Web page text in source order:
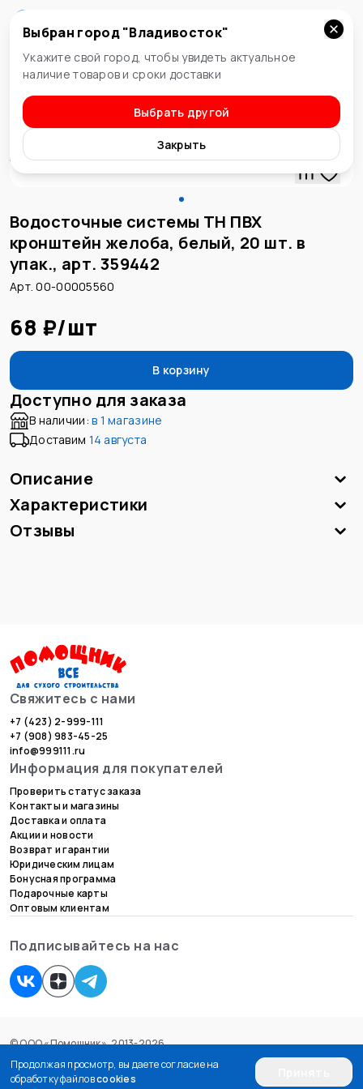
Продолжая просмотр, вы даете согласие на
обработку файловcookies
Владивосток
Выбран город "Владивосток"
Укажите свой город, чтобы увидеть актуальное
наличие товаров и сроки доставки
Выбрать другой
Закрыть
Водосточная система
Водосточные системы ТН ПВХ
кронштейн желоба, белый, 20 шт. в
упак., арт. 359442
Арт. 00-00005560
68 ₽/шт
В корзину
Доступно для заказа
В наличии: в 1 магазине
Доставим 14 августа
Описание
Характеристики
Отзывы
Свяжитесь с нами
+7 (423) 2-999-111
+7 (908) 983-45-25
info@999111.ru
Информация для покупателей
Проверить статус заказа
Контакты и магазины
Доставка и оплата
Акции и новости
Возврат и гарантии
Юридическим лицам
Бонусная программа
Подарочные карты
Оптовым клиентам
Подписывайтесь на нас
© ООО «Помощник», 2013-2026.
Согласие на обработку персональных данных
Пользовательское соглашение